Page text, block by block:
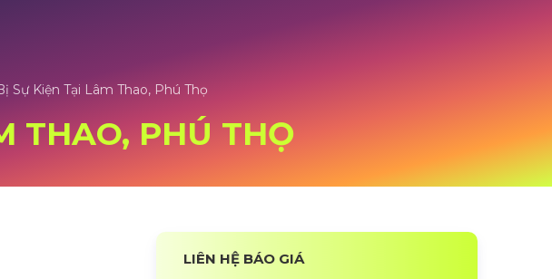
Sự Kiện Tại Lâm Thao, Phú Thọ
THAO, PHÚ THỌ
LIÊN HỆ BÁO GIÁ